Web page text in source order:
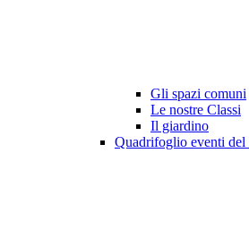
Gli spazi comuni
Le nostre Classi
Il giardino
Quadrifoglio eventi del